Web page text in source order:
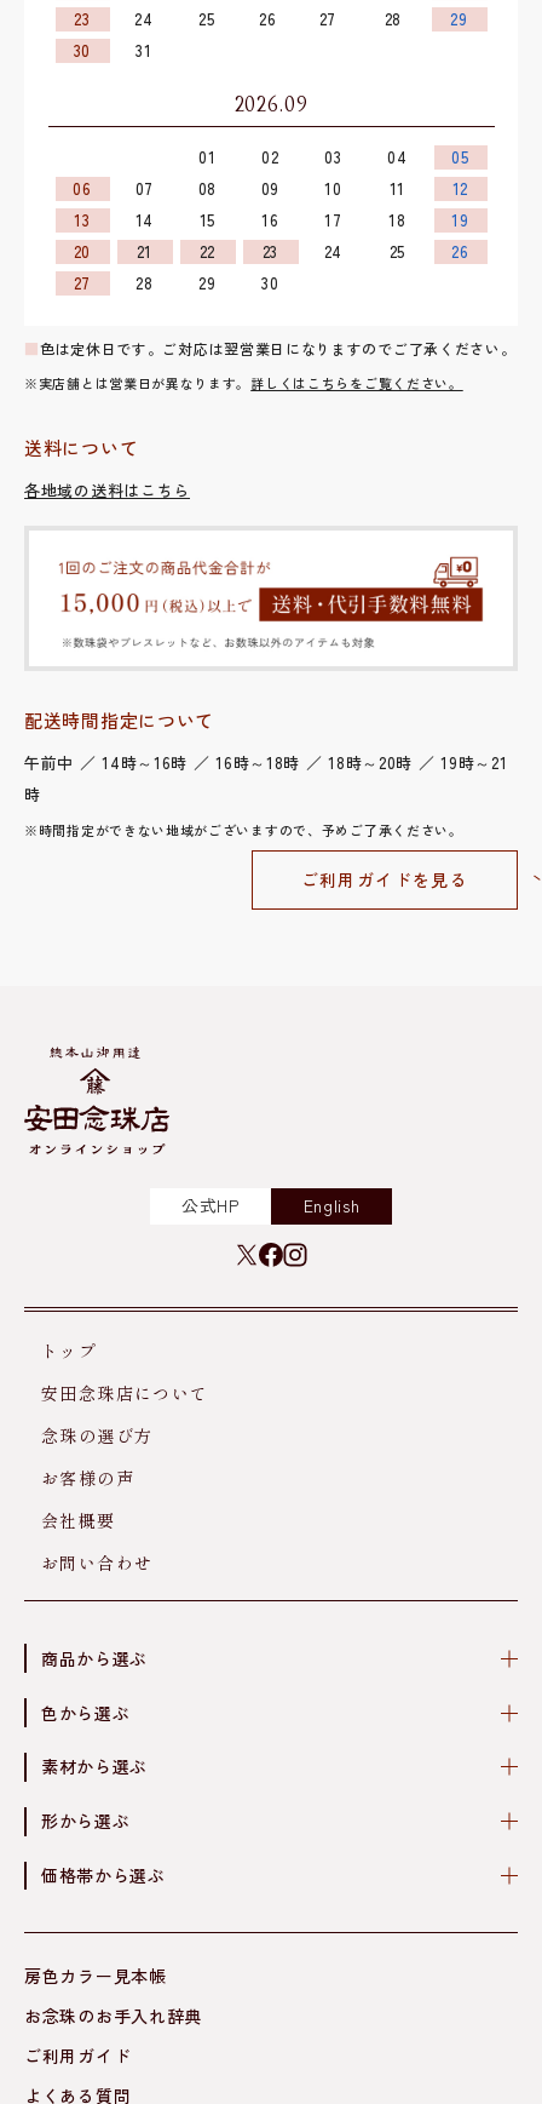
23
24 25 26 27 28
29
30
31
2026.09
01 02 03 04
05
06
07 08 09 10 11
12
13
14 15 16 17 18
19
20
21 22 23 24 25
26
27
28 29 30
■色は定休日です。ご対応は翌営業日になりますのでご了承ください。
※実店舗とは営業日が異なります。 詳しくはこちらをご覧ください。
送料について
各地域の送料はこちら
配送時間指定について
午前中 ／ 14時～16時 ／ 16時～18時 ／ 18時～20時 ／ 19時～21
時
※時間指定ができない地域がございますので、予めご了承ください。
ご利用ガイドを見る
公式HP English
トップ
安田念珠店について
念珠の選び方
お客様の声
会社概要
お問い合わせ
商品から選ぶ
色から選ぶ
素材から選ぶ
形から選ぶ
価格帯から選ぶ
房色カラー見本帳
お念珠のお手入れ辞典
ご利用ガイド
よくある質問